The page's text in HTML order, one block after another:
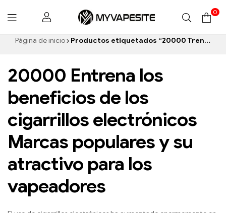
Myvapesite.de
0
Página de inicio Productos etiquetados “20000 Trenes cigarrillo electrónico”
20000 Entrena los
beneficios de los
cigarrillos electrónicos
Marcas populares y su
atractivo para los
vapeadores